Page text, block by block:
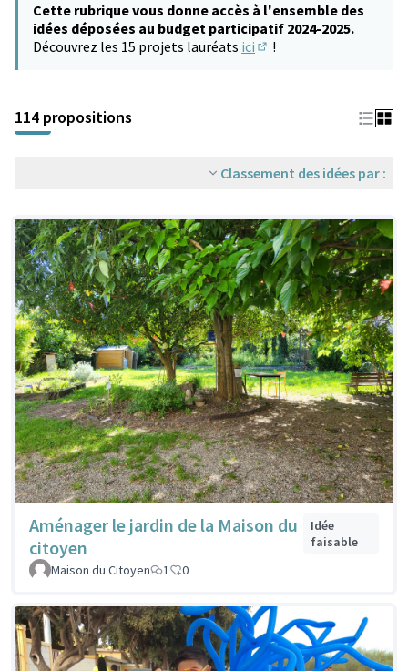
Cette rubrique vous donne accès à l'ensemble des
idées déposées au budget participatif 2024-2025.
Découvrez les 15 projets lauréats ici !
114 propositions
Classement des idées par :
Aménager le jardin de la Maison du
citoyen
Idée
faisable
Maison du Citoyen
1 0